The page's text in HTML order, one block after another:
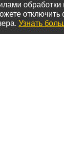
Узнать